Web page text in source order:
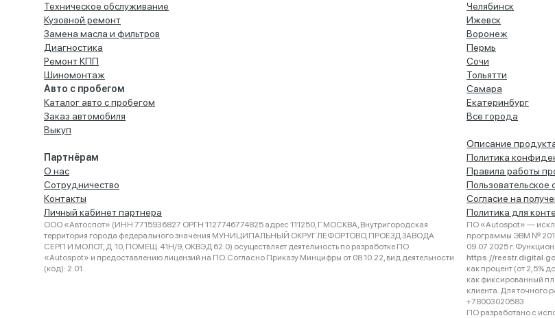
Техническое обслуживание
Кузовной ремонт
Замена масла и фильтров
Диагностика
Ремонт КПП
Шиномонтаж
Авто с пробегом
Каталог авто с пробегом
Заказ автомобиля
Выкуп
Партнёрам
О нас
Сотрудничество
Контакты
Личный кабинет партнера
Челябинск
Ижевск
Воронеж
Пермь
Сочи
Тольятти
Самара
Екатеринбург
Все города
Описание
Политика
Правила работы
Пользовательское
Согласие на
Политика для
ООО «Автоспот» (ИНН 7715936827 ОРГН 1127746774825 адрес 111250, Г.МОСКВА, Внутригородская
территория города федерального значения МУНИЦИПАЛЬНЫЙ ОКРУГ ЛЕФОРТОВО, ПРОЕЗД ЗАВОДА
СЕРП И МОЛОТ, Д. 10, ПОМЕЩ. 41Н/9, ОКВЭД 62.0) осуществляет деятельность по разработке ПО
«Autospot» и предоставлению лицензий на ПО. Согласно Приказу Минцифры от 08.10.22, вид деятельности
(код): 2.01.
ПО «Autospot» —
программы ЭВМ №
09.07.2025 г.
https://
как процент (от 2,5%
как фиксированный
клиента. Для точного
+78003020583
ПО разработано с